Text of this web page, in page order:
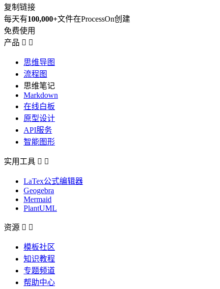
复制链接
每天有100,000+文件在ProcessOn创建
免费使用
产品  
思维导图
流程图
思维笔记
Markdown
在线白板
原型设计
API服务
智能图形
实用工具  
LaTex公式编辑器
Geogebra
Mermaid
PlantUML
资源  
模板社区
知识教程
专题频道
帮助中心